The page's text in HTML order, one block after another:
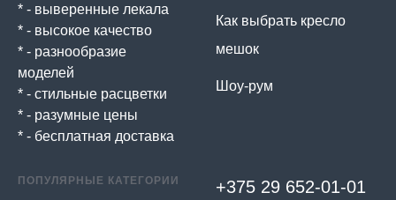
* - выверенные лекала
* - высокое качество
* - разнообразие
моделей
* - стильные расцветки
* - разумные цены
* - бесплатная доставка
Как выбрать кресло
мешок
Шоу-рум
ПОПУЛЯРНЫЕ КАТЕГОРИИ +375 29 652-01-01